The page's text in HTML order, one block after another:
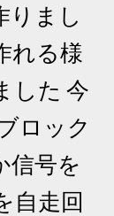
りまし
れる様
した 今
ロック
信号を
自走回